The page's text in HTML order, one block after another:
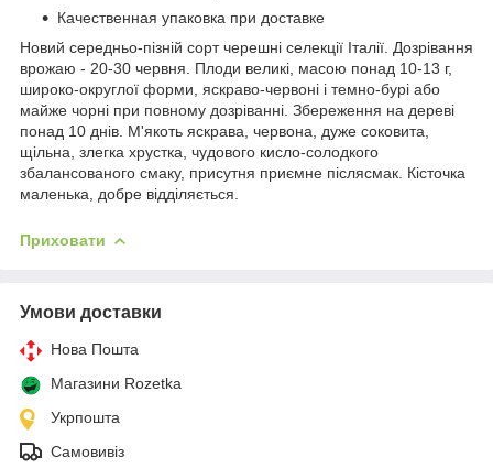
Качественная упаковка при доставке
Новий середньо-пізній сорт черешні селекції Італії. Дозрівання
врожаю - 20-30 червня. Плоди великі, масою понад 10-13 г,
широко-округлої форми, яскраво-червоні і темно-бурі або
майже чорні при повному дозріванні. Збереження на дереві
понад 10 днів. М'якоть яскрава, червона, дуже соковита,
щільна, злегка хрустка, чудового кисло-солодкого
збалансованого смаку, присутня приємне післясмак. Кісточка
маленька, добре відділяється.
Приховати
Умови доставки
Нова Пошта
Магазини Rozetka
Укрпошта
Самовивіз